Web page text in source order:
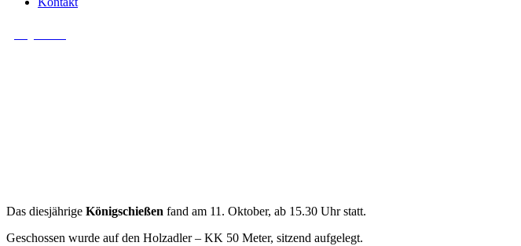
Das diesjährige Königschießen fand am 11. Oktober, ab 15.30 Uhr statt.
Geschossen wurde auf den Holzadler – KK 50 Meter, sitzend aufgelegt.